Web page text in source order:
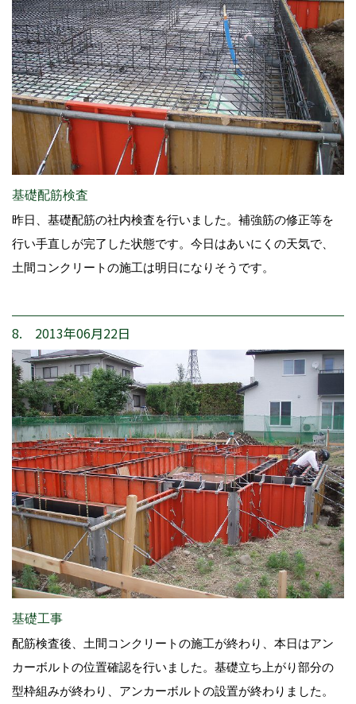
基礎配筋検査
昨日、基礎配筋の社内検査を行いました。補強筋の修正等を
行い手直しが完了した状態です。今日はあいにくの天気で、
土間コンクリートの施工は明日になりそうです。
8. 2013年06月22日
基礎工事
配筋検査後、土間コンクリートの施工が終わり、本日はアン
カーボルトの位置確認を行いました。基礎立ち上がり部分の
型枠組みが終わり、アンカーボルトの設置が終わりました。